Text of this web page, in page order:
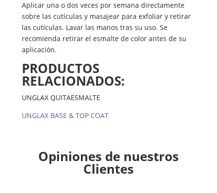
Aplicar una o dos veces por semana directamente
sobre las cutículas y masajear para exfoliar y retirar
las cutículas. Lavar las manos tras su uso. Se
recomienda retirar el esmalte de color antes de su
aplicación.
PRODUCTOS
RELACIONADOS:
UNGLAX QUITAESMALTE
UNGLAX BASE & TOP COAT
Opiniones de nuestros
Clientes